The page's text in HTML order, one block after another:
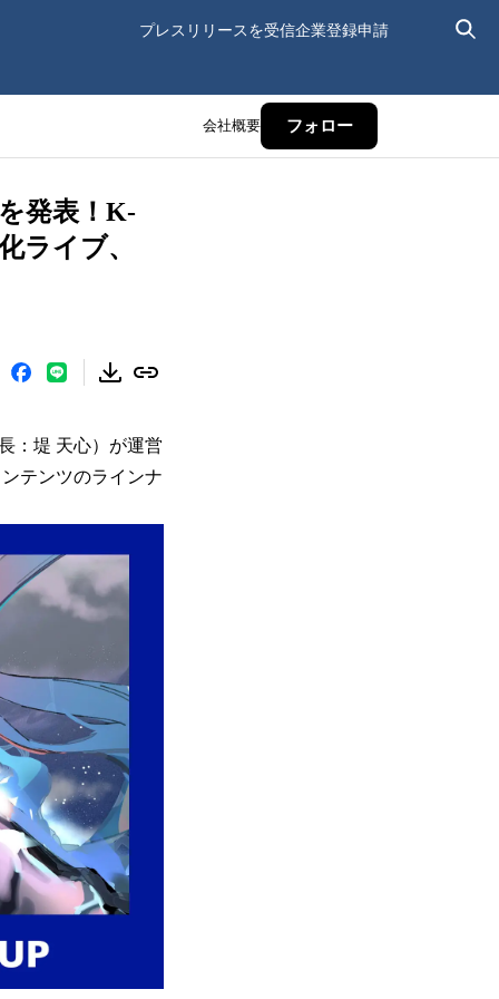
プレスリリースを受信企業登録申請
会社概要 フォロー
発表！K-
ライブ、
：堤 天心）が運営
テンツのラインナ